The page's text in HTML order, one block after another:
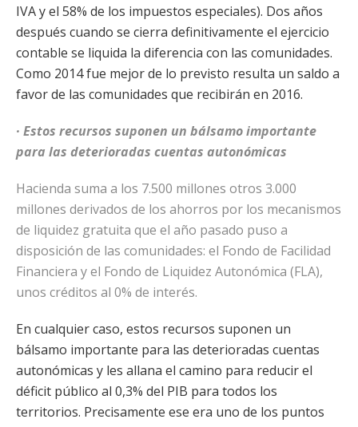
IVA y el 58% de los impuestos especiales). Dos años
después cuando se cierra definitivamente el ejercicio
contable se liquida la diferencia con las comunidades.
Como 2014 fue mejor de lo previsto resulta un saldo a
favor de las comunidades que recibirán en 2016.
· Estos recursos suponen un bálsamo importante
para las deterioradas cuentas autonómicas
Hacienda suma a los 7.500 millones otros 3.000
millones derivados de los ahorros por los mecanismos
de liquidez gratuita que el año pasado puso a
disposición de las comunidades: el Fondo de Facilidad
Financiera y el Fondo de Liquidez Autonómica (FLA),
unos créditos al 0% de interés.
En cualquier caso, estos recursos suponen un
bálsamo importante para las deterioradas cuentas
autonómicas y les allana el camino para reducir el
déficit público al 0,3% del PIB para todos los
territorios. Precisamente ese era uno de los puntos